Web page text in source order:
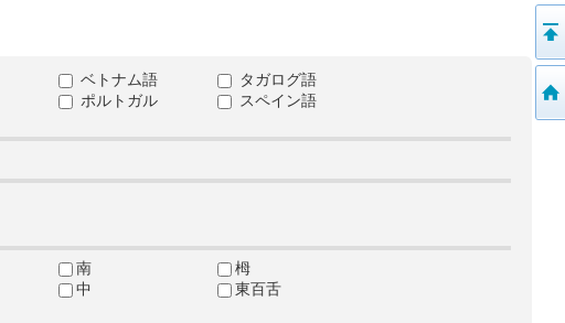
ベトナム語
タガログ語
ポルトガル
スペイン語
南
栂
中
東百舌